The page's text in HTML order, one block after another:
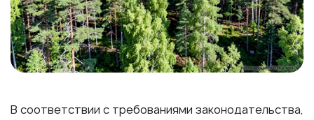
В соответствии с требованиями законодательства,